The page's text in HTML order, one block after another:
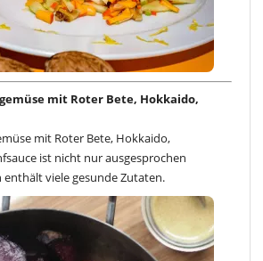
mit Roter Bete, Hokkaido,
mit Roter Bete, Hokkaido,
ist nicht nur ausgesprochen
viele gesunde Zutaten.